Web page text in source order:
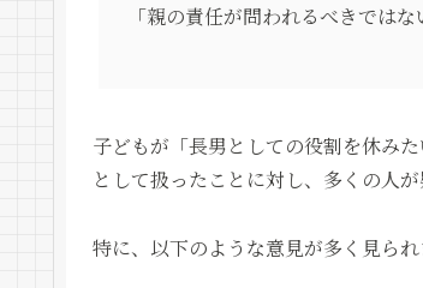
「親の責任が問われるべきではな
子どもが「長男としての役割を休み
として扱ったことに対し、多くの人が
特に、以下のような意見が多く見られ